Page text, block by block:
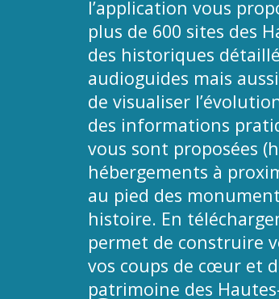
l’application vous
plus de 600 sites des
des historiques
audioguides mais
de visualiser
des informations
vous sont proposées
hébergements à
au pied des
histoire. En
permet de construire
vos coups de cœur et
patrimoine des